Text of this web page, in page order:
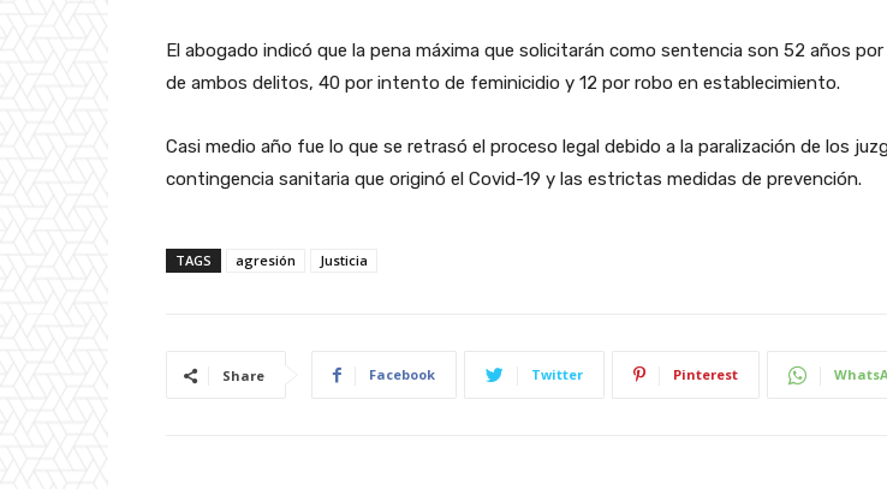
El abogado indicó que la pena máxima que solicitarán como sentencia son 52 años
de ambos delitos, 40 por intento de feminicidio y 12 por robo en establecimiento.
Casi medio año fue lo que se retrasó el proceso legal debido a la paralización de los
contingencia sanitaria que originó el Covid-19 y las estrictas medidas de prevención.
TAGS agresión Justicia
Share Facebook Twitter Pinterest